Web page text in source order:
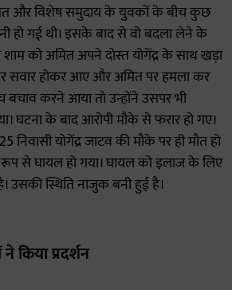
और विशेष समुदाय के युवकों के बीच कुछ
हो गई थी। इसके बाद से वो बदला लेने के
को अमित अपने दोस्त योगेंद्र के साथ खड़ा
सवार होकर आए और अमित पर हमला कर
बचाव करने आया तो उन्होंने उसपर भी
घटना के बाद आरोपी मौके से फरार हो गए।
निवासी योगेंद्र जाटव की मौके पर ही मौत हो
से घायल हो गया। घायल को इलाज के लिए
उसकी स्थिति नाजुक बनी हुई है।
किया प्रदर्शन